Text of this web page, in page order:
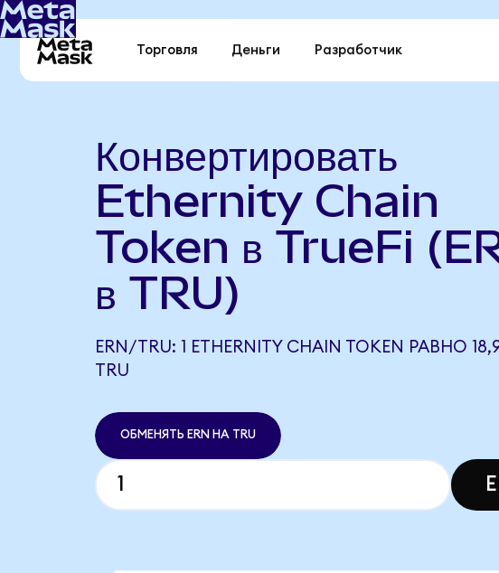
Торговля Деньги Разработчик
Конвертировать
Ethernity Chain
Token в TrueFi
в TRU)
ERN/TRU: 1 ETHERNITY CHAIN TOKEN РАВНО
TRU
ОБМЕНЯТЬ ERN НА TRU